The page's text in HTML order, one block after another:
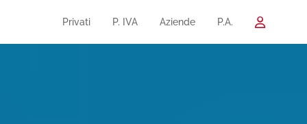
Privati P. IVA Aziende P.A.